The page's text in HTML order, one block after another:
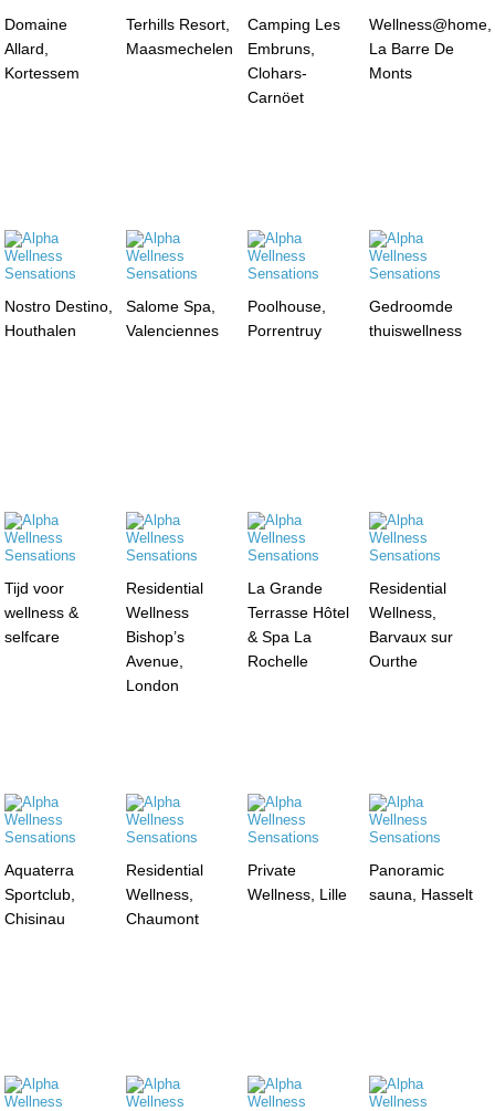
Domaine
Allard,
Kortessem
Terhills Resort,
Maasmechelen
Camping Les
Embruns,
Clohars-
Carnöet
Wellness@home,
La Barre De
Monts
Nostro Destino,
Houthalen
Salome Spa,
Valenciennes
Poolhouse,
Porrentruy
Gedroomde
thuiswellness
Tijd voor
wellness &
selfcare
Residential
Wellness
Bishop’s
Avenue,
London
La Grande
Terrasse Hôtel
& Spa La
Rochelle
Residential
Wellness,
Barvaux sur
Ourthe
Aquaterra
Sportclub,
Chisinau
Residential
Wellness,
Chaumont
Private
Wellness, Lille
Panoramic
sauna, Hasselt